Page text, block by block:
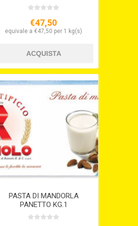
€47,50
equivale a €47,50 per 1 kg(s)
PASTA DI MANDORLA
PANETTO KG.1